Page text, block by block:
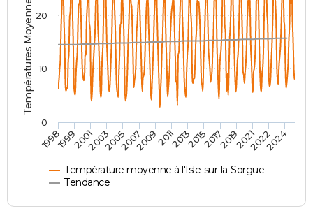
Destinations
City break
Voyage nature
Voyage de noces
Forum
Climat
PHOTO
GUIDES D'ACHAT
BONS PLANS
CARTE DE VOEUX
Carte de Noël
Carte Bonne année
Carte Saint-Valentin
Carte Pâques
Carte d'anniversaire
DICTIONNAIRE
Dictionnaire
Biographies
Citations
Expressions
Proverbes
PROGRAMME TV
COPAINS D'AVANT
S'inscrire
Se connecter
Lycées
Collèges
Primaires
Universités
Entreprises
Service militaire
Avis de recherche
AVIS DE DÉCÈS
Températures Moyennes ( °C )
Température moyenne à l'Isle-sur-la-Sorgue
Tendance
199819992001200320052007200920112013201520172019202120222024
0
10
20